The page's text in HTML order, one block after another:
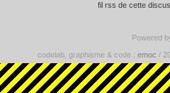
fil rss de cette
Powered
codelab, graphisme & code : emoc /